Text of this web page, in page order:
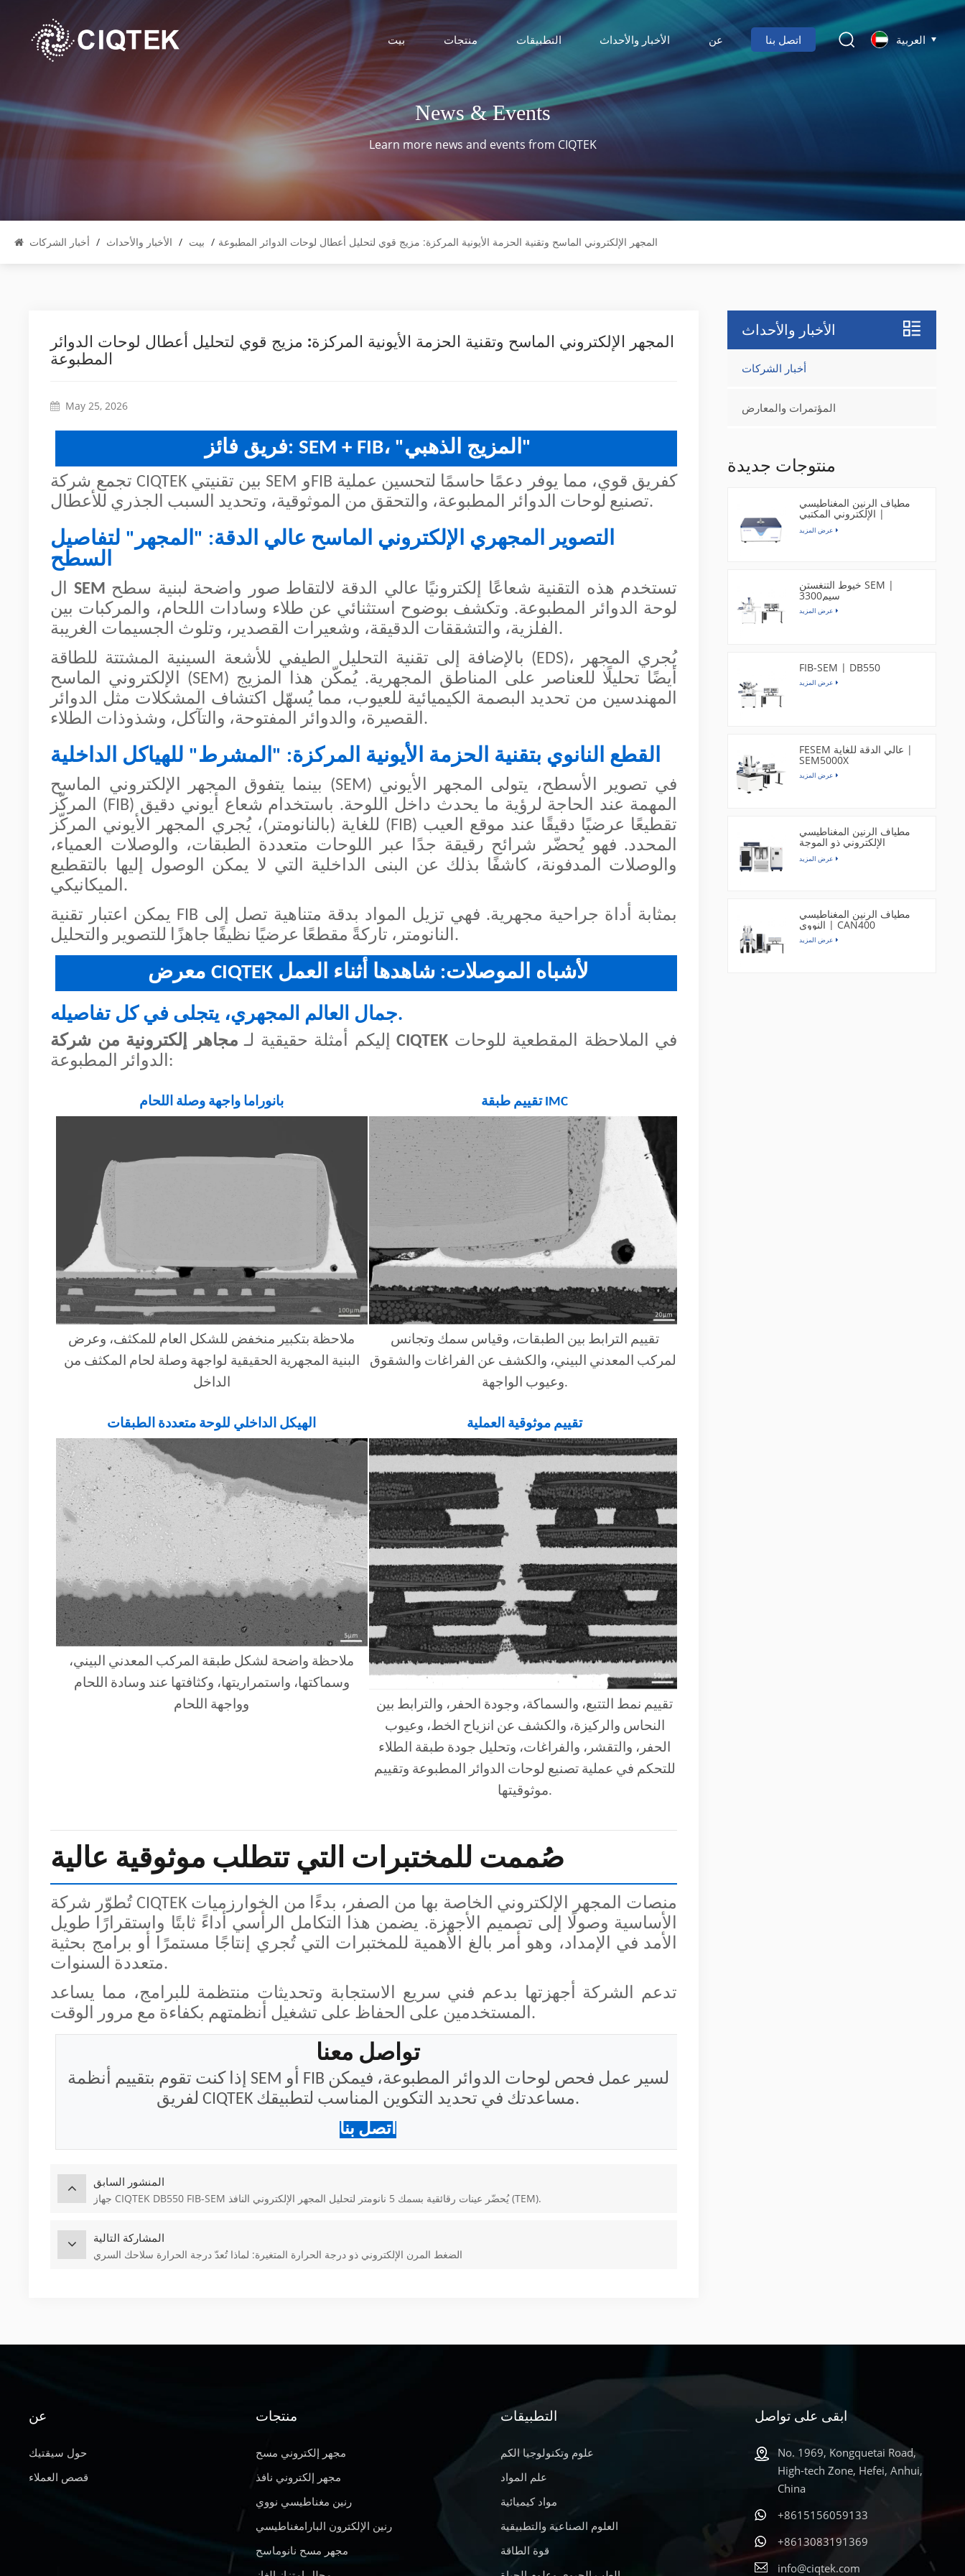
بيت منتجات التطبيقات الأخبار والأحداث عن اتصل بنا العربية
News & Events
Learn more news and events from CIQTEK
بيت / الأخبار والأحداث / أخبار الشركات / المجهر الإلكتروني الماسح وتقنية الحزمة الأيونية المركزة: مزيج قوي لتحليل أعطال لوحات الدوائر المطبوعة
المجهر الإلكتروني الماسح وتقنية الحزمة الأيونية المركزة: مزيج قوي لتحليل أعطال لوحات الدوائر
المطبوعة
May 25, 2026
فريق فائز: SEM + FIB، "المزيج الذهبي"
تجمع شركة CIQTEK بين تقنيتي SEM وFIB كفريق قوي، مما يوفر دعمًا حاسمًا لتحسين عملية
تصنيع لوحات الدوائر المطبوعة، والتحقق من الموثوقية، وتحديد السبب الجذري للأعطال.
التصوير المجهري الإلكتروني الماسح عالي الدقة: "المجهر" لتفاصيل
السطح
SEM تستخدم هذه التقنية شعاعًا إلكترونيًا عالي الدقة لالتقاط صور واضحة لبنية سطح
لوحة الدوائر المطبوعة. وتكشف بوضوح استثنائي عن طلاء وسادات اللحام، والمركبات بين
الفلزية، والتشققات الدقيقة، وشعيرات القصدير، وتلوث الجسيمات الغريبة.
بالإضافة إلى تقنية التحليل الطيفي للأشعة السينية المشتتة للطاقة (EDS)، يُجري المجهر
الإلكتروني الماسح (SEM) أيضًا تحليلًا للعناصر على المناطق المجهرية. يُمكّن هذا المزيج
المهندسين من تحديد البصمة الكيميائية للعيوب، مما يُسهّل اكتشاف المشكلات مثل الدوائر
القصيرة، والدوائر المفتوحة، والتآكل، وشذوذات الطلاء.
القطع النانوي بتقنية الحزمة الأيونية المركزة: "المشرط" للهياكل الداخلية
بينما يتفوق المجهر الإلكتروني الماسح (SEM) في تصوير الأسطح، يتولى المجهر الأيوني
المركّز (FIB) المهمة عند الحاجة لرؤية ما يحدث داخل اللوحة. باستخدام شعاع أيوني دقيق
للغاية (بالنانومتر)، يُجري المجهر الأيوني المركّز (FIB) تقطيعًا عرضيًا دقيقًا عند موقع العيب
المحدد. فهو يُحضّر شرائح رقيقة جدًا عبر اللوحات متعددة الطبقات، والوصلات العمياء،
والوصلات المدفونة، كاشفًا بذلك عن البنى الداخلية التي لا يمكن الوصول إليها بالتقطيع
الميكانيكي.
يمكن اعتبار تقنية FIB بمثابة أداة جراحية مجهرية. فهي تزيل المواد بدقة متناهية تصل إلى
النانومتر، تاركةً مقطعًا عرضيًا نظيفًا جاهزًا للتصوير والتحليل.
معرض CIQTEK لأشباه الموصلات: شاهدها أثناء العمل
جمال العالم المجهري، يتجلى في كل تفاصيله.
إليكم أمثلة حقيقية لـ مجاهر إلكترونية من شركة CIQTEK في الملاحظة المقطعية للوحات
الدوائر المطبوعة:
بانوراما واجهة وصلة اللحام
ملاحظة بتكبير منخفض للشكل العام للمكثف، وعرض
البنية المجهرية الحقيقية لواجهة وصلة لحام المكثف من
الداخل
تقييم طبقة IMC
تقييم الترابط بين الطبقات، وقياس سمك وتجانس
المركب المعدني البيني، والكشف عن الفراغات والشقوق
وعيوب الواجهة.
الهيكل الداخلي للوحة متعددة الطبقات
ملاحظة واضحة لشكل طبقة المركب المعدني البيني،
وسماكتها، واستمراريتها، وكثافتها عند وسادة اللحام
وواجهة اللحام
تقييم موثوقية العملية
تقييم نمط التتبع، والسماكة، وجودة الحفر، والترابط بين
النحاس والركيزة، والكشف عن انزياح الخط، وعيوب
الحفر، والتقشر، والفراغات، وتحليل جودة طبقة الطلاء
للتحكم في عملية تصنيع لوحات الدوائر المطبوعة وتقييم
موثوقيتها.
صُممت للمختبرات التي تتطلب موثوقية عالية
تُطوّر شركة CIQTEK منصات المجهر الإلكتروني الخاصة بها من الصفر، بدءًا من الخوارزميات
الأساسية وصولًا إلى تصميم الأجهزة. يضمن هذا التكامل الرأسي أداءً ثابتًا واستقرارًا طويل
الأمد في الإمداد، وهو أمر بالغ الأهمية للمختبرات التي تُجري إنتاجًا مستمرًا أو برامج بحثية
متعددة السنوات.
تدعم الشركة أجهزتها بدعم فني سريع الاستجابة وتحديثات منتظمة للبرامج، مما يساعد
المستخدمين على الحفاظ على تشغيل أنظمتهم بكفاءة مع مرور الوقت.
تواصل معنا
إذا كنت تقوم بتقييم أنظمة SEM أو FIB لسير عمل فحص لوحات الدوائر المطبوعة، فيمكن
لفريق CIQTEK مساعدتك في تحديد التكوين المناسب لتطبيقك.
اتصل بنا
المنشور السابق
جهاز CIQTEK DB550 FIB-SEM يُحضّر عينات رقائقية بسمك 5 نانومتر لتحليل المجهر الإلكتروني النافذ (TEM).
المشاركة التالية
الضغط المرن الإلكتروني ذو درجة الحرارة المتغيرة: لماذا تُعدّ درجة الحرارة سلاحك السري
الأخبار والأحداث
أخبار الشركات
المؤتمرات والمعارض
منتوجات جديدة
مطياف الرنين المغناطيسي
الإلكتروني المكتبي |
EPR200M
عرض المزيد
خيوط التنغستن SEM |
سيم3300
عرض المزيد
FIB-SEM | DB550
عرض المزيد
FESEM عالي الدقة للغاية |
SEM5000X
عرض المزيد
مطياف الرنين المغناطيسي
الإلكتروني ذو الموجة
المستمرة بنطاق X | EPR300 عرض المزيد
مطياف الرنين المغناطيسي
النووي | CAN400
عرض المزيد
عن
حول سيقتيك
قصص العملاء
منتجات
مجهر إلكتروني مسح
مجهر إلكتروني نافذ
رنين مغناطيسي نووي
رنين الإلكترون البارامغناطيسي
مجهر مسح نانوماسح
التطبيقات
علوم وتكنولوجيا الكم
علم المواد
مواد كيميائية
العلوم الصناعية والتطبيقية
قوة الطاقة
ابقى على تواصل
No. 1969, Kongquetai Road,
High-tech Zone, Hefei, Anhui,
China
+8615156059133
+8613083191369
info@ciqtek.com